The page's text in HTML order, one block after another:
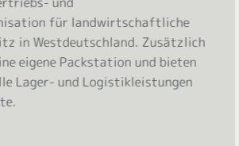
für landwirtschaftliche
in Westdeutschland. Zusätzlich
eigene Packstation und bieten
Lager- und Logistikleistungen